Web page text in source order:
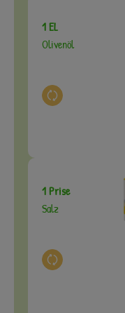
1 EL
Olivenöl
Auswahl ändern
1 Prise
Salz
Auswahl ändern